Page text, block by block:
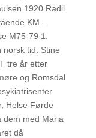
1920 Radil
KM –
M75-79 1.
norsk tid. Stine
tre år etter
og Romsdal
Helse Førde
dem med Maria
då